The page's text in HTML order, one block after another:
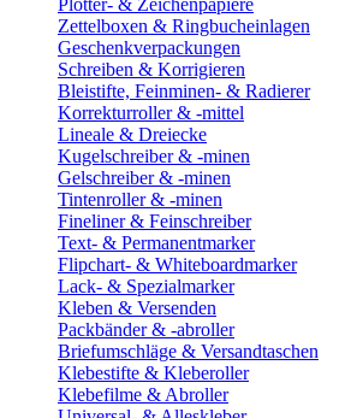
Plotter- & Zeichenpapiere
Zettelboxen & Ringbucheinlagen
Geschenkverpackungen
Schreiben & Korrigieren
Bleistifte, Feinminen- & Radierer
Korrekturroller & -mittel
Lineale & Dreiecke
Kugelschreiber & -minen
Gelschreiber & -minen
Tintenroller & -minen
Fineliner & Feinschreiber
Text- & Permanentmarker
Flipchart- & Whiteboardmarker
Lack- & Spezialmarker
Kleben & Versenden
Packbänder & -abroller
Briefumschläge & Versandtaschen
Klebestifte & Kleberoller
Klebefilme & Abroller